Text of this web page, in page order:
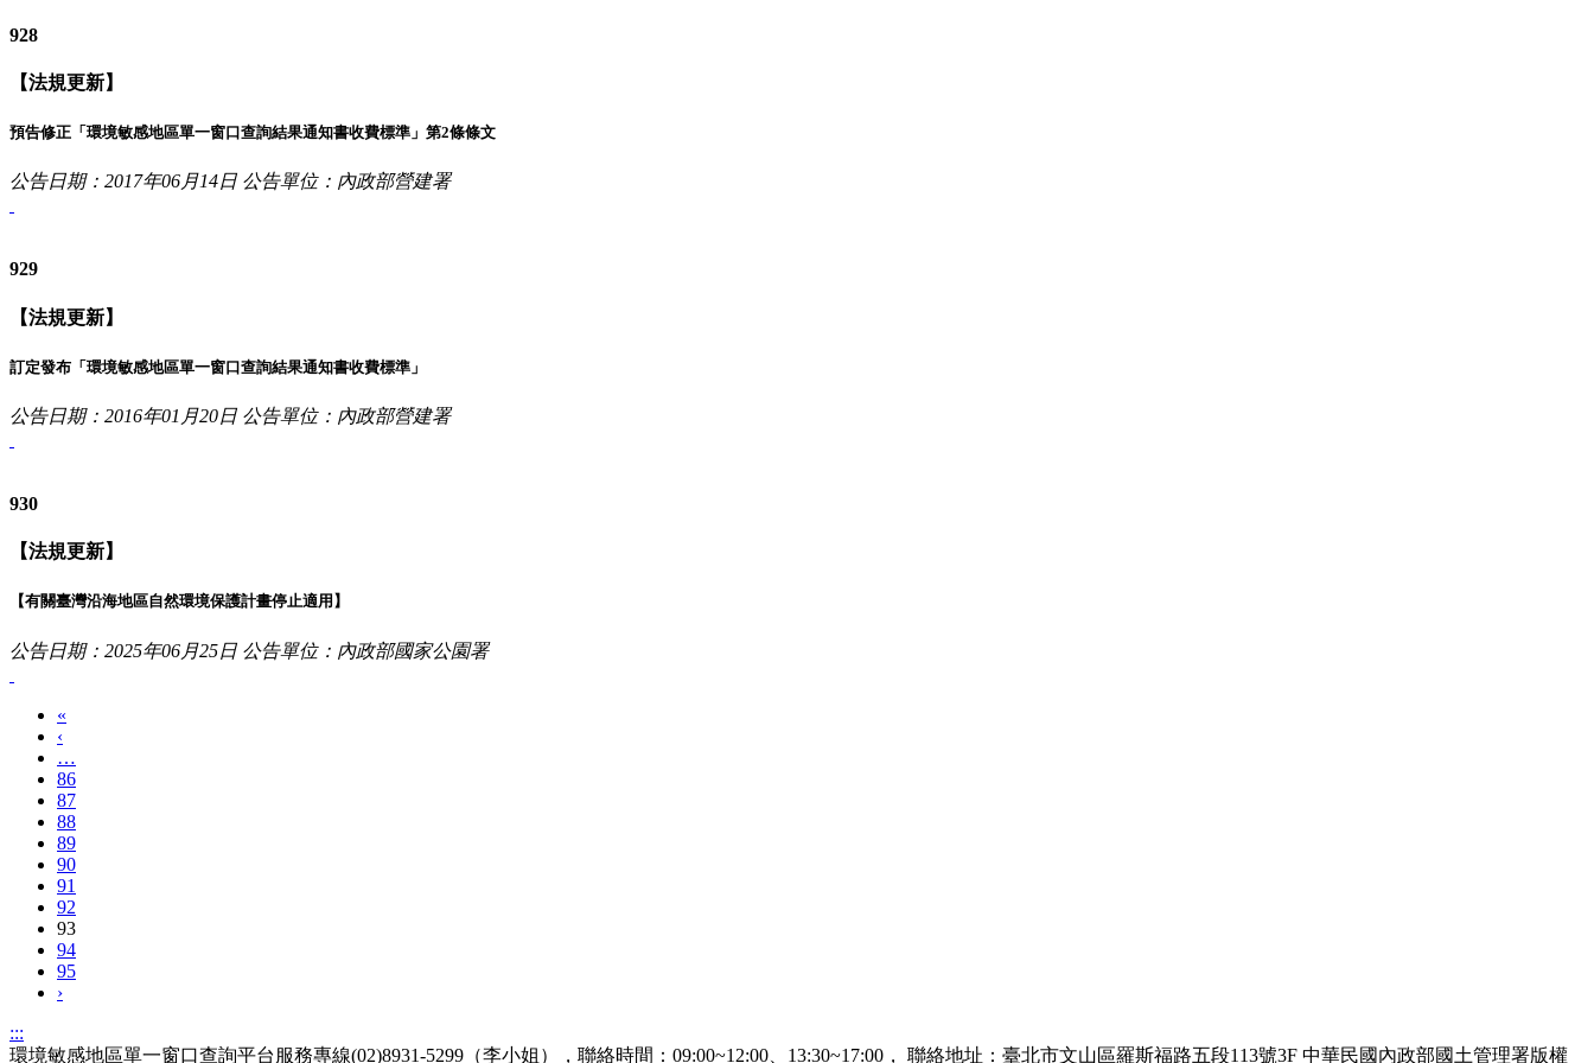
928
【法規更新】
預告修正「環境敏感地區單一窗口查詢結果通知書收費標準」第2條條文
公告日期：2017年06月14日 公告單位：內政部營建署
929
【法規更新】
訂定發布「環境敏感地區單一窗口查詢結果通知書收費標準」
公告日期：2016年01月20日 公告單位：內政部營建署
930
【法規更新】
【有關臺灣沿海地區自然環境保護計畫停止適用】
公告日期：2025年06月25日 公告單位：內政部國家公園署
«
‹
…
86
87
88
89
90
91
92
93
94
95
›
:::
環境敏感地區單一窗口查詢平台服務專線(02)8931-5299（李小姐），聯絡時間：09:00~12:00、13:30~17:00， 聯絡地址：臺北市文山區羅斯福路五段113號3F 中華民國內政部國土管理署版權